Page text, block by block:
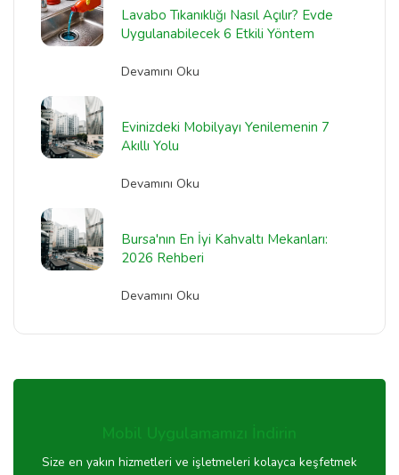
Lavabo Tıkanıklığı Nasıl Açılır? Evde
Uygulanabilecek 6 Etkili Yöntem
Devamını Oku
Evinizdeki Mobilyayı Yenilemenin 7
Akıllı Yolu
Devamını Oku
Bursa'nın En İyi Kahvaltı Mekanları:
2026 Rehberi
Devamını Oku
Mobil Uygulamamızı İndirin
Size en yakın hizmetleri ve işletmeleri kolayca keşfetmek